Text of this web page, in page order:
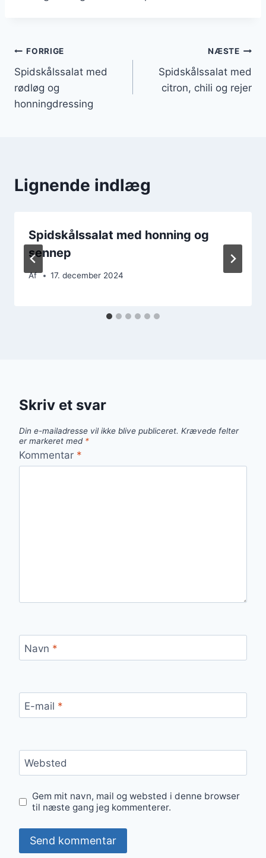
Indlægsnavigation
FORRIGE
Spidskålssalat med
rødløg og
honningdressing
NÆSTE
Spidskålssalat med
citron, chili og rejer
Lignende indlæg
Spidskålssalat med honning og
sennep
Af 17. december 2024
Skriv et svar
Din e-mailadresse vil ikke blive publiceret. Krævede felter
er markeret med *
Kommentar *
Navn *
E-mail *
Websted
Gem mit navn, mail og websted i denne browser
til næste gang jeg kommenterer.